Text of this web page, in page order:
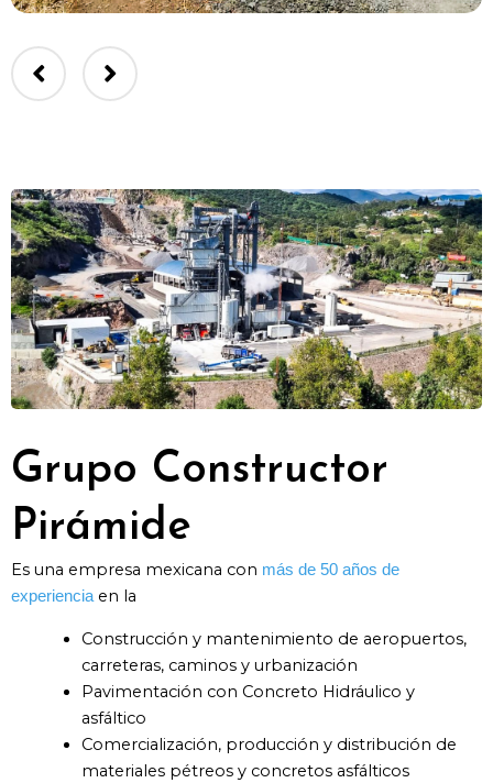
Grupo Constructor
Pirámide
Es una empresa mexicana con más de 50 años de
experiencia en la
Construcción y mantenimiento de aeropuertos,
carreteras, caminos y urbanización
Pavimentación con Concreto Hidráulico y
asfáltico
Comercialización, producción y distribución de
materiales pétreos y concretos asfálticos